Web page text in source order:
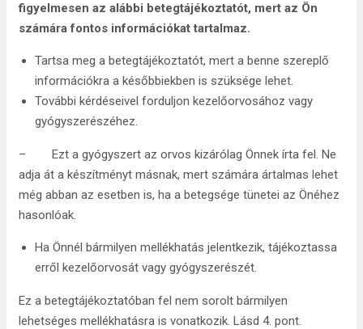
figyelmesen az alábbi betegtájékoztatót, mert az Ön
számára fontos információkat tartalmaz.
Tartsa meg a betegtájékoztatót, mert a benne szereplő
információkra a későbbiekben is szüksége lehet.
További kérdéseivel forduljon kezelőorvosához vagy
gyógyszerészéhez.
– Ezt a gyógyszert az orvos kizárólag Önnek írta fel. Ne
adja át a készítményt másnak, mert számára ártalmas lehet
még abban az esetben is, ha a betegsége tünetei az Önéhez
hasonlóak.
Ha Önnél bármilyen mellékhatás jelentkezik, tájékoztassa
erről kezelőorvosát vagy gyógyszerészét.
Ez a betegtájékoztatóban fel nem sorolt bármilyen
lehetséges mellékhatásra is vonatkozik. Lásd 4. pont.